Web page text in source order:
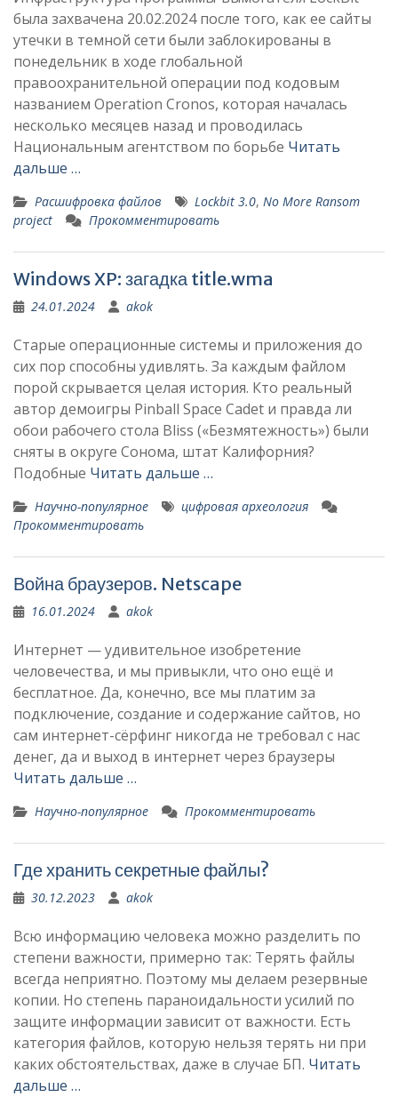
была захвачена 20.02.2024 после того, как ее сайты
утечки в темной сети были заблокированы в
понедельник в ходе глобальной
правоохранительной операции под кодовым
названием Operation Cronos, которая началась
несколько месяцев назад и проводилась
Национальным агентством по борьбе Читать
дальше …
Расшифровка файлов Lockbit 3.0, No More Ransom
project
Прокомментировать
Windows XP: загадка title.wma
24.01.2024 akok
Старые операционные системы и приложения до
сих пор способны удивлять. За каждым файлом
порой скрывается целая история. Кто реальный
автор демоигры Pinball Space Cadet и правда ли
обои рабочего стола Bliss («Безмятежность») были
сняты в округе Сонома, штат Калифорния?
Подобные Читать дальше …
Научно-популярное
цифровая археология
Прокомментировать
Война браузеров. Netscape
16.01.2024 akok
Интернет — удивительное изобретение
человечества, и мы привыкли, что оно ещё и
бесплатное. Да, конечно, все мы платим за
подключение, создание и содержание сайтов, но
сам интернет-сёрфинг никогда не требовал с нас
денег, да и выход в интернет через браузеры
Читать дальше …
Научно-популярное Прокомментировать
Где хранить секретные файлы?
30.12.2023 akok
Всю информацию человека можно разделить по
степени важности, примерно так: Терять файлы
всегда неприятно. Поэтому мы делаем резервные
копии. Но степень параноидальности усилий по
защите информации зависит от важности. Есть
категория файлов, которую нельзя терять ни при
каких обстоятельствах, даже в случае БП. Читать
дальше …